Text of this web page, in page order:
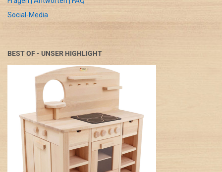
Social-Media
BEST OF - UNSER HIGHLIGHT